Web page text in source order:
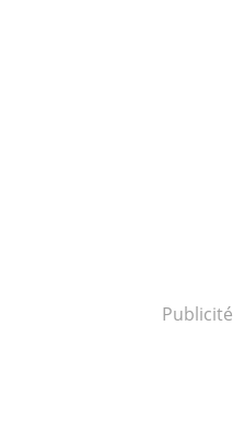
Publicité